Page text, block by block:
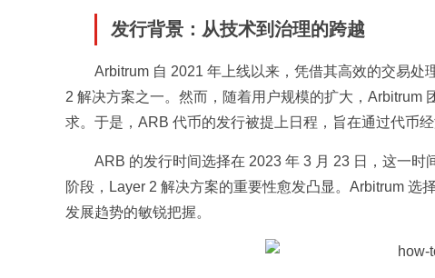
发行背景：从技术到治理的跨越
Arbitrum 自 2021 年上线以来，凭借其高效的交易
2 解决方案之一。然而，随着用户规模的扩大，Arbitrum
求。于是，ARB 代币的发行被提上日程，旨在通过代币
ARB 的发行时间选择在 2023 年 3 月 23 日，这一
阶段，Layer 2 解决方案的重要性愈发凸显。Arbitrum 选
发展趋势的敏锐把握。